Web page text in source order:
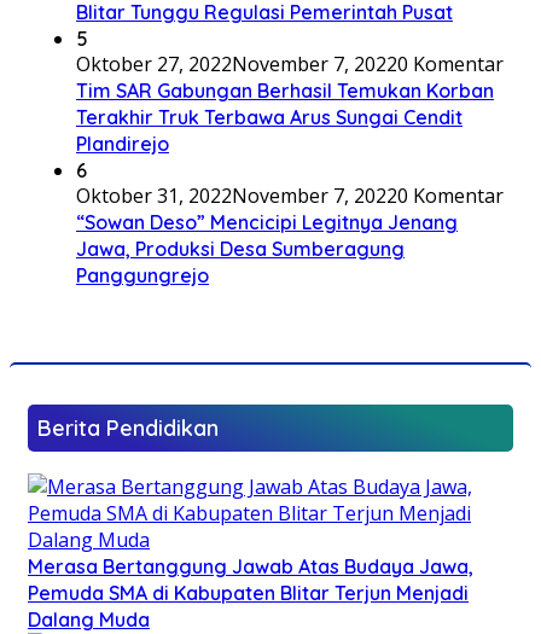
Blitar Tunggu Regulasi Pemerintah Pusat
5
Oktober 27, 2022November 7, 20220 Komentar
Tim SAR Gabungan Berhasil Temukan Korban
Terakhir Truk Terbawa Arus Sungai Cendit
Plandirejo
6
Oktober 31, 2022November 7, 20220 Komentar
“Sowan Deso” Mencicipi Legitnya Jenang
Jawa, Produksi Desa Sumberagung
Panggungrejo
Berita Pendidikan
Merasa Bertanggung Jawab Atas Budaya Jawa,
Pemuda SMA di Kabupaten Blitar Terjun Menjadi
Dalang Muda